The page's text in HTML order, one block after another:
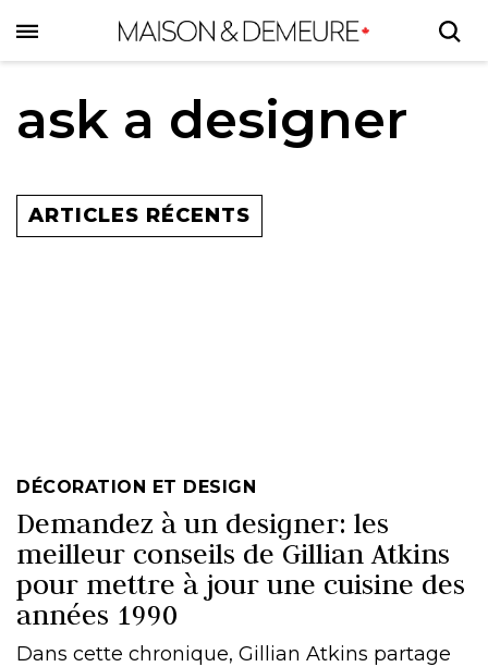
to
main
ask a designer
ARTICLES RÉCENTS
DÉCORATION ET DESIGN
Demandez à un designer: les
meilleur conseils de Gillian Atkins
pour mettre à jour une cuisine des
années 1990
Dans cette chronique, Gillian Atkins partage